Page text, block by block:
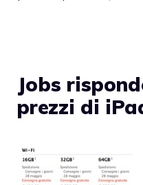
Jobs
prezzi di